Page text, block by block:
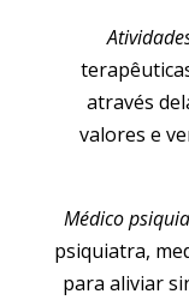
através
valores e
Médico
psiquiatra,
para aliviar